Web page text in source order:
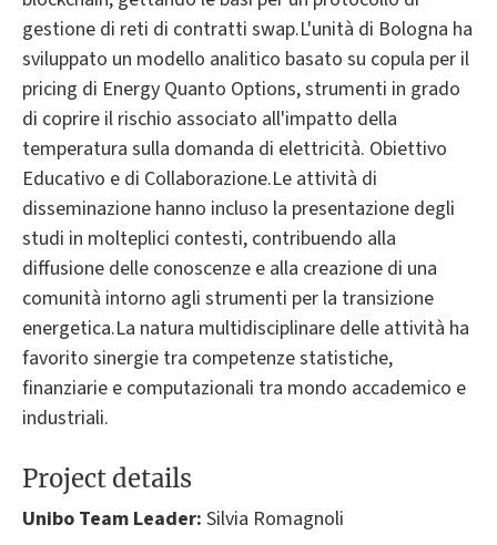
gestione di reti di contratti swap.L'unità di Bologna ha
sviluppato un modello analitico basato su copula per il
pricing di Energy Quanto Options, strumenti in grado
di coprire il rischio associato all'impatto della
temperatura sulla domanda di elettricità. Obiettivo
Educativo e di Collaborazione.Le attività di
disseminazione hanno incluso la presentazione degli
studi in molteplici contesti, contribuendo alla
diffusione delle conoscenze e alla creazione di una
comunità intorno agli strumenti per la transizione
energetica.La natura multidisciplinare delle attività ha
favorito sinergie tra competenze statistiche,
finanziarie e computazionali tra mondo accademico e
industriali.
Project details
Unibo Team Leader: Silvia Romagnoli